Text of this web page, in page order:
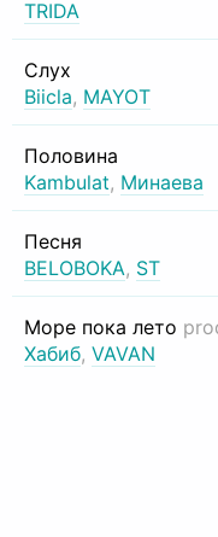
TRIDA
Слух
Biicla, MAYOT
Половина
Kambulat, Минаева
Песня
BELOBOKA, ST
Море пока лето
Хабиб, VAVAN